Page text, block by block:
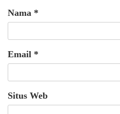
Nama *
Email *
Situs Web